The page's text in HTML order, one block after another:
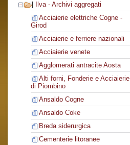
Ilva - Archivi aggregati
Acciaierie elettriche Cogne -
Girod
Acciaierie e ferriere nazionali
Acciaierie venete
Agglomerati antracite Aosta
Alti forni, Fonderie e Acciaierie
di Piombino
Ansaldo Cogne
Ansaldo Coke
Breda siderurgica
Cementerie litoranee